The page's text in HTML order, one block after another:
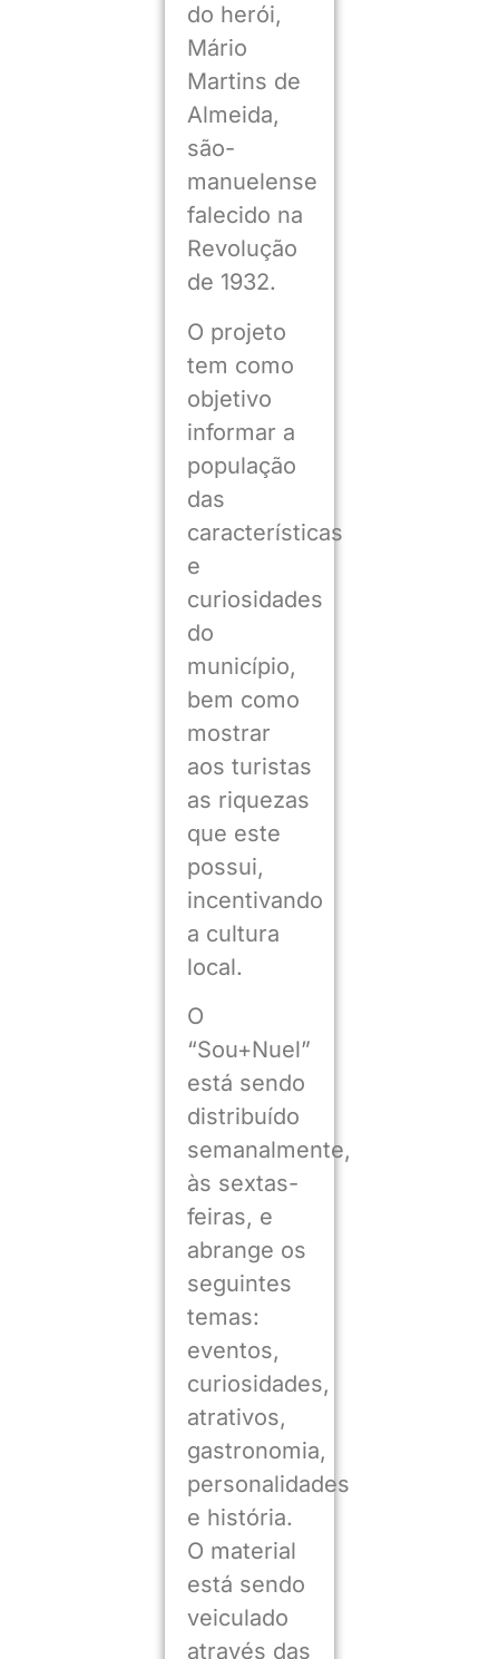
do herói,
Mário
Martins de
Almeida,
são-
manuelense
falecido na
Revolução
de 1932.
O projeto
tem como
objetivo
informar a
população
das
características
e
curiosidades
do
município,
bem como
mostrar
aos turistas
as riquezas
que este
possui,
incentivando
a cultura
local.
O
“Sou+Nuel”
está sendo
distribuído
semanalmente,
às sextas-
feiras, e
abrange os
seguintes
temas:
eventos,
curiosidades,
atrativos,
gastronomia,
personalidades
e história.
O material
está sendo
veiculado
através das